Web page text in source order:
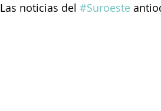
Las noticias del #Suroeste